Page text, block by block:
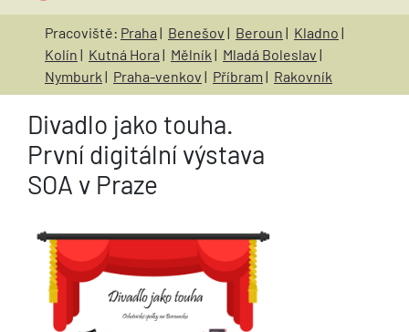
Pracoviště: Praha | Benešov | Beroun | Kladno |
Kolín | Kutná Hora | Mělník | Mladá Boleslav |
Nymburk | Praha-venkov | Příbram | Rakovník
Divadlo jako touha.
První digitální výstava
SOA v Praze